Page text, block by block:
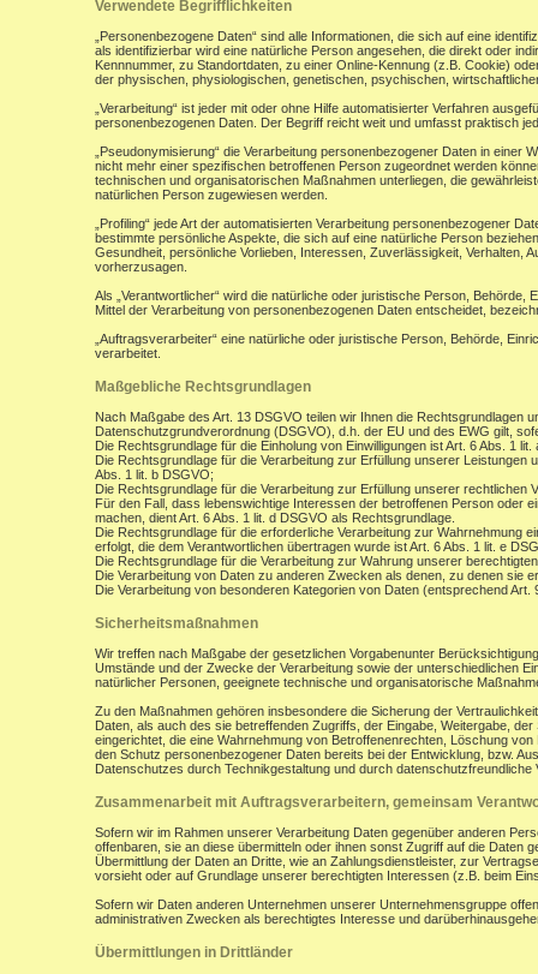
Verwendete Begrifflichkeiten
„Personenbezogene Daten“ sind alle Informationen, die sich auf eine
als identifizierbar wird eine natürliche Person angesehen, die direkt oder
Kennnummer, zu Standortdaten, zu einer Online-Kennung (z.B. Cookie)
der physischen, physiologischen, genetischen, psychischen,
„Verarbeitung“ ist jeder mit oder ohne Hilfe automatisierter Verfahren
personenbezogenen Daten. Der Begriff reicht weit und umfasst praktisch
„Pseudonymisierung“ die Verarbeitung personenbezogener Daten in
nicht mehr einer spezifischen betroffenen Person zugeordnet werden
technischen und organisatorischen Maßnahmen unterliegen, die
natürlichen Person zugewiesen werden.
„Profiling“ jede Art der automatisierten Verarbeitung personenbezogener
bestimmte persönliche Aspekte, die sich auf eine natürliche Person
Gesundheit, persönliche Vorlieben, Interessen, Zuverlässigkeit, Verhalten,
vorherzusagen.
Als „Verantwortlicher“ wird die natürliche oder juristische Person,
Mittel der Verarbeitung von personenbezogenen Daten entscheidet,
„Auftragsverarbeiter“ eine natürliche oder juristische Person, Behörde,
verarbeitet.
Maßgebliche Rechtsgrundlagen
Nach Maßgabe des Art. 13 DSGVO teilen wir Ihnen die
Datenschutzgrundverordnung (DSGVO), d.h. der EU und des EWG gilt,
Die Rechtsgrundlage für die Einholung von Einwilligungen ist Art. 6 Abs. 1
Die Rechtsgrundlage für die Verarbeitung zur Erfüllung unserer
Abs. 1 lit. b DSGVO;
Die Rechtsgrundlage für die Verarbeitung zur Erfüllung unserer rechtlichen
Für den Fall, dass lebenswichtige Interessen der betroffenen Person oder
machen, dient Art. 6 Abs. 1 lit. d DSGVO als Rechtsgrundlage.
Die Rechtsgrundlage für die erforderliche Verarbeitung zur Wahrnehmung
erfolgt, die dem Verantwortlichen übertragen wurde ist Art. 6 Abs. 1 lit. e
Die Rechtsgrundlage für die Verarbeitung zur Wahrung unserer
Die Verarbeitung von Daten zu anderen Zwecken als denen, zu denen sie
Die Verarbeitung von besonderen Kategorien von Daten (entsprechend
Sicherheitsmaßnahmen
Wir treffen nach Maßgabe der gesetzlichen Vorgabenunter
Umstände und der Zwecke der Verarbeitung sowie der unterschiedlichen
natürlicher Personen, geeignete technische und organisatorische
Zu den Maßnahmen gehören insbesondere die Sicherung der
Daten, als auch des sie betreffenden Zugriffs, der Eingabe, Weitergabe,
eingerichtet, die eine Wahrnehmung von Betroffenenrechten, Löschung
den Schutz personenbezogener Daten bereits bei der Entwicklung, bzw.
Datenschutzes durch Technikgestaltung und durch datenschutzfreundliche
Zusammenarbeit mit Auftragsverarbeitern, gemeinsam
Sofern wir im Rahmen unserer Verarbeitung Daten gegenüber anderen
offenbaren, sie an diese übermitteln oder ihnen sonst Zugriff auf die Daten
Übermittlung der Daten an Dritte, wie an Zahlungsdienstleister, zur
vorsieht oder auf Grundlage unserer berechtigten Interessen (z.B. beim
Sofern wir Daten anderen Unternehmen unserer Unternehmensgruppe
administrativen Zwecken als berechtigtes Interesse und
Übermittlungen in Drittländer